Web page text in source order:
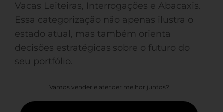
Vacas Leiteiras, Interrogações e Abacaxis.
Essa categorização não apenas ilustra o
estado atual, mas também orienta
decisões estratégicas sobre o futuro do
seu portfólio.
Vamos vender e atender melhor juntos?